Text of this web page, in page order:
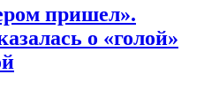
пришел».
о «голой»